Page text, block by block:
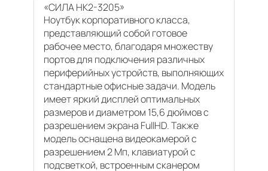
«СИЛА НК2-3205»
Ноутбук корпоративного класса,
представляющий собой готовое
рабочее место, благодаря множеству
портов для подключения различных
периферийных устройств, выполняющих
стандартные офисные задачи. Модель
имеет яркий дисплей оптимальных
размеров и диаметром 15,6 дюймов с
разрешением экрана FullHD. Также
модель оснащена видеокамерой с
разрешением 2 Мп, клавиатурой с
подсветкой, встроенным сканером